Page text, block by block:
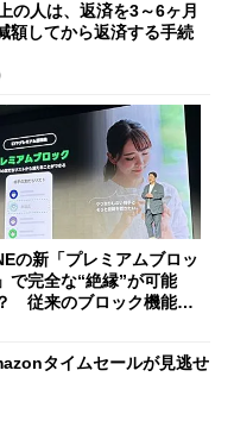
の人は、返済を3～6ヶ月
額してから返済する手続
の新「プレミアムブロッ
で完全な“絶縁”が可能
従来のブロック機能と
タイムセールが見逃せ